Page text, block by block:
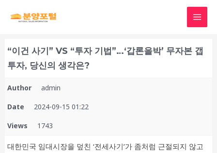
“이건 사기” VS “투자 기법”…‘갑론을박’ 무자본 갭
투자, 당신의 생각은?
Author admin
Date 2024-09-15 01:22
Views 1743
대한민국 임대시장을 덮친 ‘전세사기’가 좀처럼 근절되지 않고